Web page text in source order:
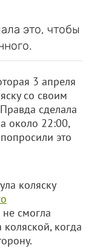
это, чтобы
3 апреля
со своим
сделала
около 22:00,
это
коляску
смогла
когда